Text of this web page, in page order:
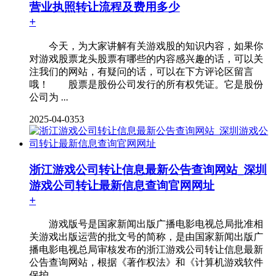
营业执照转让流程及费用多少
+
今天，为大家讲解有关游戏股的知识内容，如果你
对游戏股票龙头股票有哪些的内容感兴趣的话，可以关
注我们的网站，有疑问的话，可以在下方评论区留言
哦！ 股票是股份公司发行的所有权凭证。它是股份
公司为 ...
2025-04-0353
浙江游戏公司转让信息最新公告查询网站_深圳
游戏公司转让最新信息查询官网网址
+
游戏版号是国家新闻出版广播电影电视总局批准相
关游戏出版运营的批文号的简称，是由国家新闻出版广
播电影电视总局审核发布的浙江游戏公司转让信息最新
公告查询网站，根据《著作权法》和《计算机游戏软件